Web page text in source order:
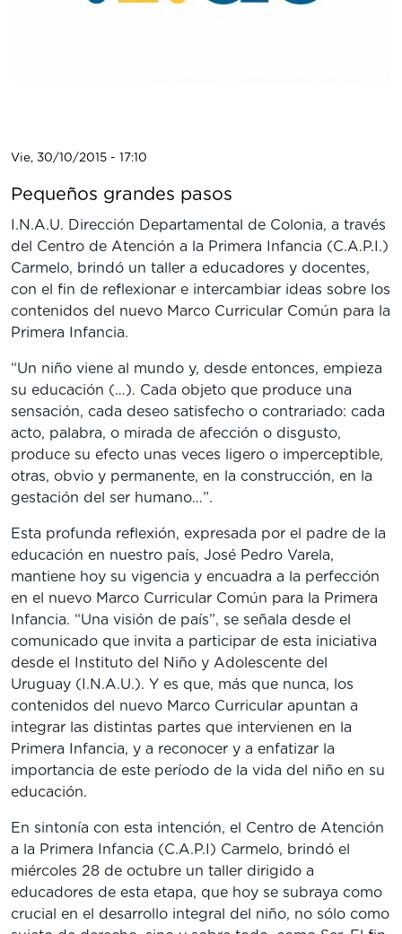
Vie, 30/10/2015 - 17:10
Pequeños grandes pasos
I.N.A.U. Dirección Departamental de Colonia, a través
del Centro de Atención a la Primera Infancia (C.A.P.I.)
Carmelo, brindó un taller a educadores y docentes,
con el fin de reflexionar e intercambiar ideas sobre los
contenidos del nuevo Marco Curricular Común para la
Primera Infancia.
“Un niño viene al mundo y, desde entonces, empieza
su educación (…). Cada objeto que produce una
sensación, cada deseo satisfecho o contrariado: cada
acto, palabra, o mirada de afección o disgusto,
produce su efecto unas veces ligero o imperceptible,
otras, obvio y permanente, en la construcción, en la
gestación del ser humano…”.
Esta profunda reflexión, expresada por el padre de la
educación en nuestro país, José Pedro Varela,
mantiene hoy su vigencia y encuadra a la perfección
en el nuevo Marco Curricular Común para la Primera
Infancia. “Una visión de país”, se señala desde el
comunicado que invita a participar de esta iniciativa
desde el Instituto del Niño y Adolescente del
Uruguay (I.N.A.U.). Y es que, más que nunca, los
contenidos del nuevo Marco Curricular apuntan a
integrar las distintas partes que intervienen en la
Primera Infancia, y a reconocer y a enfatizar la
importancia de este período de la vida del niño en su
educación.
En sintonía con esta intención, el Centro de Atención
a la Primera Infancia (C.A.P.I) Carmelo, brindó el
miércoles 28 de octubre un taller dirigido a
educadores de esta etapa, que hoy se subraya como
crucial en el desarrollo integral del niño, no sólo como